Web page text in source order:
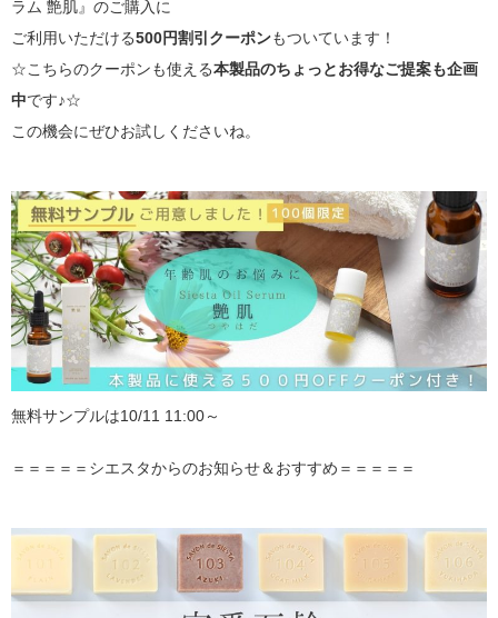
ラム 艶肌』のご購入に
ご利用いただける500円割引クーポンもついています！
☆こちらのクーポンも使える本製品のちょっとお得なご提案も企画
中です♪☆
この機会にぜひお試しくださいね。
無料サンプルは10/11 11:00～
＝＝＝＝＝シエスタからのお知らせ＆おすすめ＝＝＝＝＝